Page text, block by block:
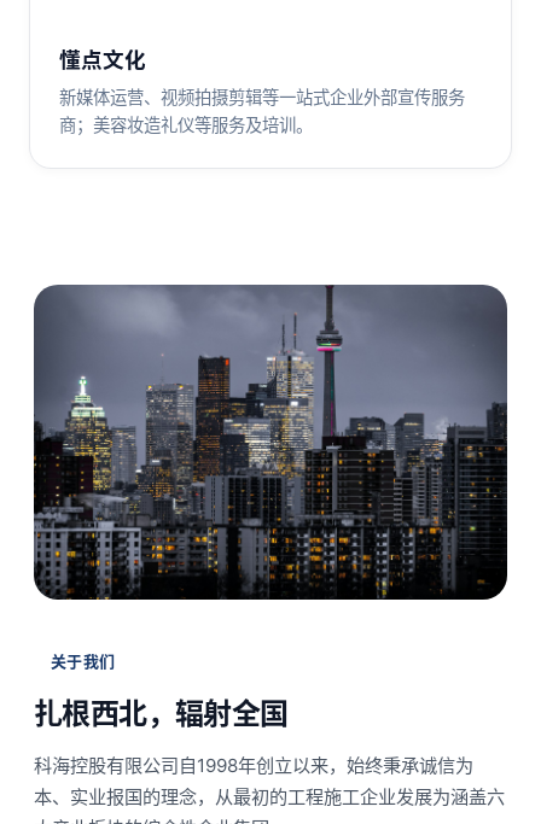
懂点文化
新媒体运营、视频拍摄剪辑等一站式企业外部宣传服务
商；美容妆造礼仪等服务及培训。
关于我们
扎根西北，辐射全国
科海控股有限公司自1998年创立以来，始终秉承诚信为
本、实业报国的理念，从最初的工程施工企业发展为涵盖六